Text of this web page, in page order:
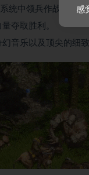
统中领兵作战，利
夺取胜利。
音乐以及顶尖的细致
感